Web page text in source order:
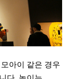
아이 같은 경우